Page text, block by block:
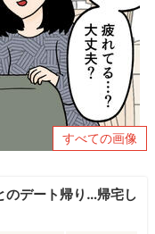
すべての画像
のデート帰り…帰宅し